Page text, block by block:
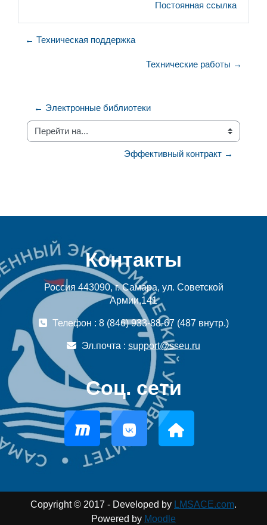
Постоянная ссылка
← Техническая поддержка
Технические работы →
← Электронные библиотеки
Перейти на...
Эффективный контракт →
Контакты
Россия 443090, г. Самара, ул. Советской
Армии,141
Телефон : 8 (846) 933-88-67 (487 внутр.)
Эл.почта : support@sseu.ru
Соц. сети
Copyright © 2017 - Developed by LMSACE.com.
Powered by Moodle